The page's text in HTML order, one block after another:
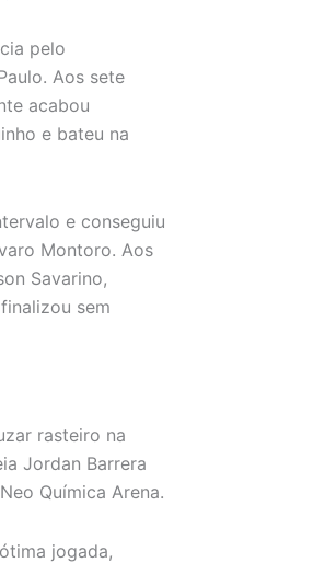
pelo
Aos sete
acabou
e bateu na
e conseguiu
Montoro. Aos
Savarino,
sem
rasteiro na
Jordan Barrera
Química Arena.
jogada,